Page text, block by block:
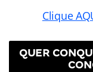
Clique
QUER